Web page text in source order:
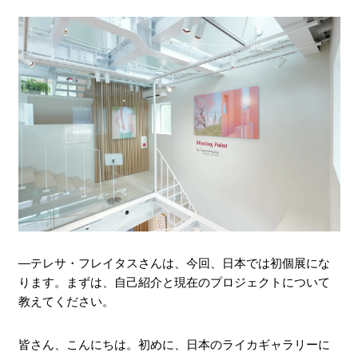
―テレサ・フレイタスさんは、今回、日本では初個展にな
ります。まずは、自己紹介と現在のプロジェクトについて
教えてください。
皆さん、こんにちは。初めに、日本のライカギャラリーに